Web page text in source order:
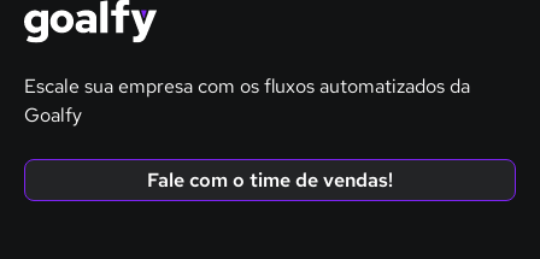
Escale sua empresa com os fluxos automatizados da
Goalfy
Fale com o time de vendas!